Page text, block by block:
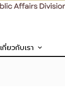
เกี่ยวกับเรา